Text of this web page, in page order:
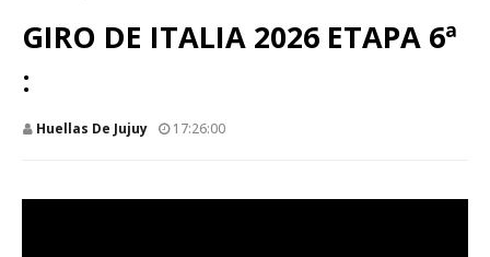
GIRO DE ITALIA 2026 ETAPA 6ª
:
Huellas De Jujuy 17:26:00